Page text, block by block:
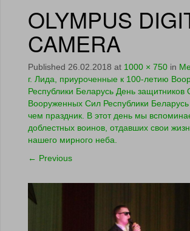
OLYMPUS
CAMERA
Published 26.02.2018 at 1000 × 750 in
г. Лида, приуроченные к 100-летию
Республики Беларусь День защитников
Вооруженных Сил Республики
чем праздник. В этот день мы
доблестных воинов, отдавших свои
нашего мирного неба.
← Previous